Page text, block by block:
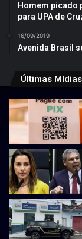
Homem picado
para UPA de
16/09/2019
Avenida Brasil
Últimas Mídias